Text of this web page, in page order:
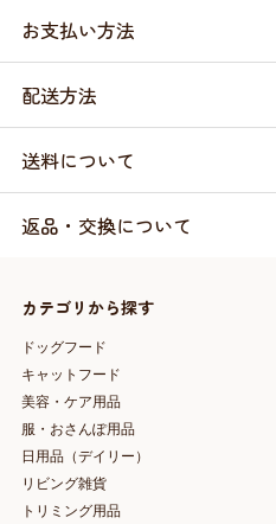
お支払い方法
配送方法
送料について
返品・交換について
カテゴリから探す
ドッグフード
キャットフード
美容・ケア用品
服・おさんぽ用品
日用品（デイリー）
リビング雑貨
トリミング用品